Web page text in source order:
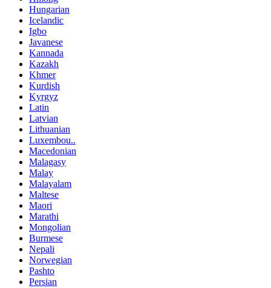
Hungarian
Icelandic
Igbo
Javanese
Kannada
Kazakh
Khmer
Kurdish
Kyrgyz
Latin
Latvian
Lithuanian
Luxembou..
Macedonian
Malagasy
Malay
Malayalam
Maltese
Maori
Marathi
Mongolian
Burmese
Nepali
Norwegian
Pashto
Persian